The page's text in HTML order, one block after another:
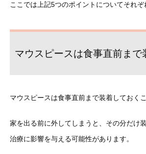
ここでは上記5つのポイントについてそれぞ
マウスピースは食事直前まで
マウスピースは食事直前まで装着しておく
家を出る前に外してしまうと、その分だけ
治療に影響を与える可能性があります。